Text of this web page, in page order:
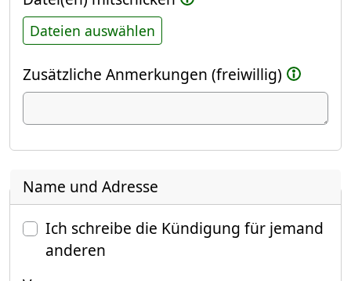
Dateien auswählen
Zusätzliche Anmerkungen (freiwillig)
Name und Adresse
Ich schreibe die Kündigung für jemand
anderen